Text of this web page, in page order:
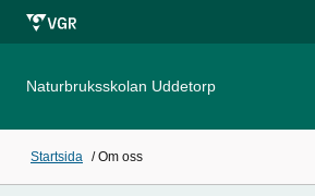
Naturbruksskolan Uddetorp
Startsida /Om oss